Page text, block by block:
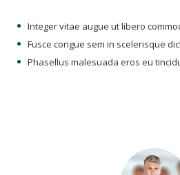
Integer vitae augue ut libero
Fusce congue sem in scelerisque
Phasellus malesuada eros eu